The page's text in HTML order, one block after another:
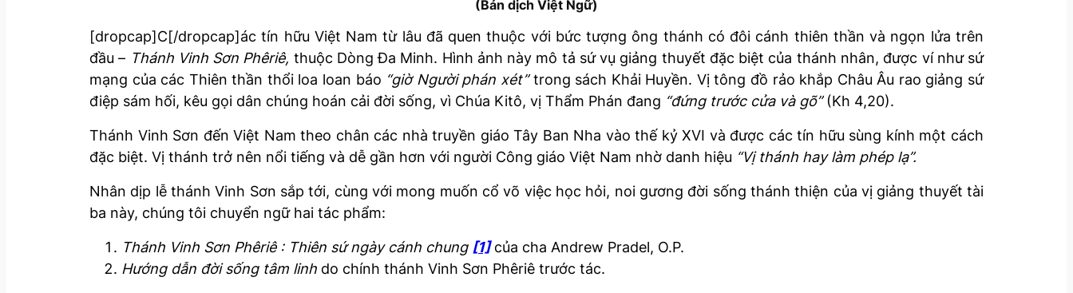
(Bản dịch Việt Ngữ)
[dropcap]C[/dropcap]ác tín hữu Việt Nam từ lâu đã quen thuộc với bức tượng ông thánh có đôi cánh thiên thần và ngọn lửa trên
đầu – Thánh Vinh Sơn Phêriê, thuộc Dòng Đa Minh. Hình ảnh này mô tả sứ vụ giảng thuyết đặc biệt của thánh nhân, được ví như sứ
mạng của các Thiên thần thổi loa loan báo “giờ Người phán xét”trong sách Khải Huyền. Vị tông đồ rảo khắp Châu Âu rao giảng sứ
điệp sám hối, kêu gọi dân chúng hoán cải đời sống, vì Chúa Kitô, vị Thẩm Phán đang “đứng trước cửa và gõ”(Kh 4,20).
Thánh Vinh Sơn đến Việt Nam theo chân các nhà truyền giáo Tây Ban Nha vào thế kỷ XVI và được các tín hữu sùng kính một cách
đặc biệt. Vị thánh trở nên nổi tiếng và dễ gần hơn với người Công giáo Việt Nam nhờ danh hiệu “Vị thánh hay làm phép lạ”.
Nhân dịp lễ thánh Vinh Sơn sắp tới, cùng với mong muốn cổ võ việc học hỏi, noi gương đời sống thánh thiện của vị giảng thuyết tài
ba này, chúng tôi chuyển ngữ hai tác phẩm:
Thánh Vinh Sơn Phêriê : Thiên sứ ngày cánh chung [1]của cha Andrew Pradel, O.P.
Hướng dẫn đời sống tâm linh do chính thánh Vinh Sơn Phêriê trước tác.